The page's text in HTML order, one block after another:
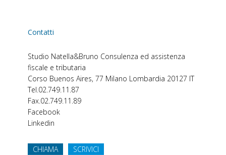
Contatti
Studio Natella&Bruno Consulenza ed assistenza
fiscale e tributaria
Corso Buenos Aires, 77 Milano Lombardia 20127 IT
Tel.02.749.11.87
Fax.02.749.11.89
Facebook
Linkedin
CHIAMA SCRIVICI